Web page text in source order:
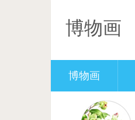
博物画
博物画